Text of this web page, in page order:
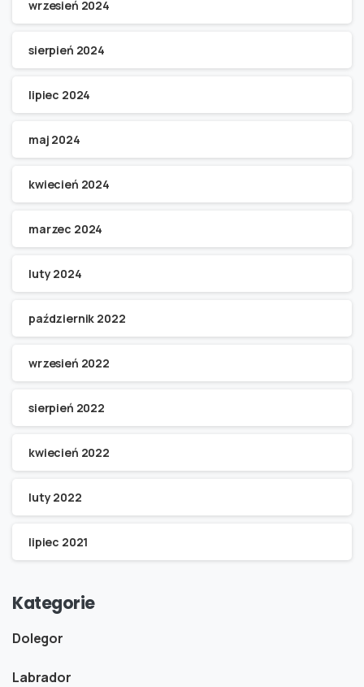
wrzesień 2024
sierpień 2024
lipiec 2024
maj 2024
kwiecień 2024
marzec 2024
luty 2024
październik 2022
wrzesień 2022
sierpień 2022
kwiecień 2022
luty 2022
lipiec 2021
Kategorie
Dolegor
Labrador